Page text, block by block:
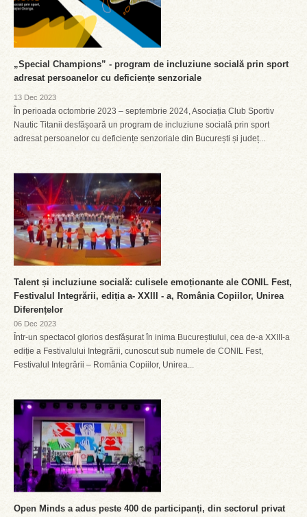
„Special Champions” - program de incluziune socială prin sport
adresat persoanelor cu deficiențe senzoriale
13 Dec 2023
În perioada octombrie 2023 – septembrie 2024, Asociația Club Sportiv
Nautic Titanii desfășoară un program de incluziune socială prin sport
adresat persoanelor cu deficiențe senzoriale din București și județ...
Talent și incluziune socială: culisele emoționante ale CONIL Fest,
Festivalul Integrării, ediția a- XXIII - a, România Copiilor, Unirea
Diferențelor
06 Dec 2023
Într-un spectacol glorios desfășurat în inima Bucureștiului, cea de-a XXIII-a
ediție a Festivalului Integrării, cunoscut sub numele de CONIL Fest,
Festivalul Integrării – România Copiilor, Unirea...
Open Minds a adus peste 400 de participanți, din sectorul privat